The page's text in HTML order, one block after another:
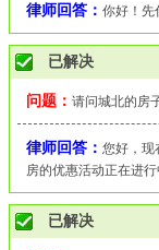
律师回答： 你好！先
已解决
问题： 请问城北的房
律师回答： 您好，现
房的优惠活动正在进行
已解决